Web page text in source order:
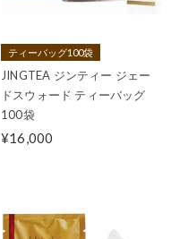
ティーバッグ100袋
JINGTEA ジンティー ジェー
ドスウォード ティーバッグ
100袋
¥16,000